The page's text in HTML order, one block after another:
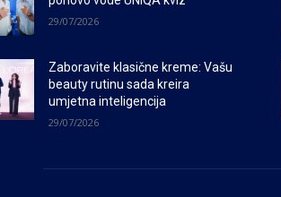
29/07/2026
Zaboravite klasične kreme: Vašu
beauty rutinu sada kreira
umjetna inteligencija
29/07/2026